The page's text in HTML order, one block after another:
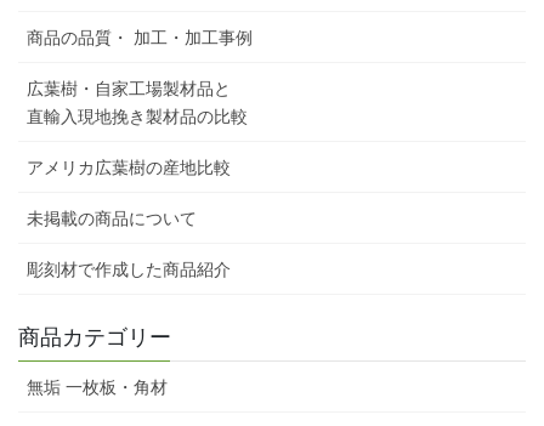
商品の品質・ 加工・加工事例
広葉樹・自家工場製材品と
直輸入現地挽き製材品の比較
アメリカ広葉樹の産地比較
未掲載の商品について
彫刻材で作成した商品紹介
商品カテゴリー
無垢 一枚板・角材